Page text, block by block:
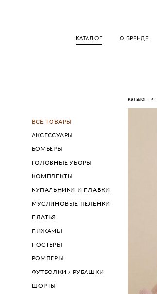
КАТАЛОГ О БРЕНДЕ
ВСЕ ТОВАРЫ
АКСЕССУАРЫ
БОМБЕРЫ
ГОЛОВНЫЕ УБОРЫ
КОМПЛЕКТЫ
КУПАЛЬНИКИ И ПЛАВКИ
МУСЛИНОВЫЕ ПЕЛЕНКИ
ПЛАТЬЯ
ПИЖАМЫ
ПОСТЕРЫ
РОМПЕРЫ
ФУТБОЛКИ / РУБАШКИ
ШОРТЫ
каталог >